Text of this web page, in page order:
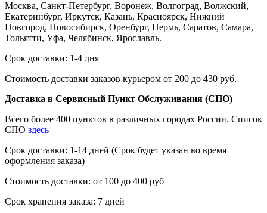
Москва, Санкт-Петербург, Воронеж, Волгоград, Волжский,
Екатеринбург, Иркутск, Казань, Красноярск, Нижний
Новгород, Новосибирск, Оренбург, Пермь, Саратов, Самара,
Тольятти, Уфа, Челябинск, Ярославль.
Срок доставки: 1-4 дня
Стоимость доставки заказов курьером от 200 до 430 руб.
Доставка в Сервисный Пункт Обслуживания (СПО)
Всего более 400 пунктов в различных городах России. Список
СПО здесь
Срок доставки: 1-14 дней (Срок будет указан во время
оформления заказа)
Стоимость доставки: от 100 до 400 руб
Срок хранения заказа: 7 дней